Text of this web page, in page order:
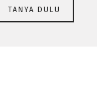
TANYA DULU